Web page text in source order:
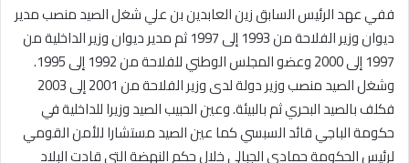
ففي عهد الرئيس السابق زين العابدين بن علي شغل الصيد منصب مدير
ديوان وزير الفلاحة من 1993 إلى 1997 ثم مدير ديوان وزير الداخلية من
1997 إلى 2000 وعضو المجلس الوطني للفلاحة من 1992 إلى 1995.
وشغل الصيد منصب وزير دولة لدى وزير الفلاحة من 2001 إلى 2003
فكلف بالصيد البحري ثم بالبيئة. وعين الحبيب الصيد وزيرا للداخلية في
حكومة الباجي قائد السبسي كما عين الصيد مستشارا للأمن القومي
لرئيس الحكومة حمادي الجبالي خلال حكم النهضة التي قادت البلاد